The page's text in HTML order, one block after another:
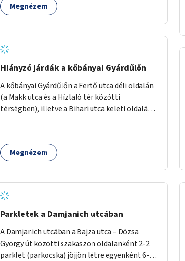
Megnézem
Hiányzó járdák a kőbányai Gyárdűlőn
A kőbányai Gyárdűlőn a Fertő utca déli oldalán
(a Makk utca és a Hízlaló tér közötti
térségben), illetve a Bihari utca keleti oldalán
Megnézem
Parkletek a Damjanich utcában
A Damjanich utcában a Bajza utca – Dózsa
György út közötti szakaszon oldalanként 2-2
parklet (parkocska) jöjjön létre egyenként 6-7